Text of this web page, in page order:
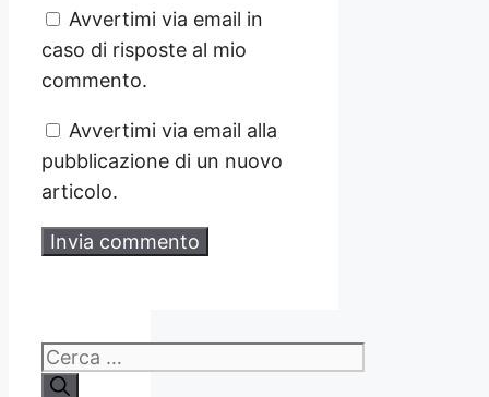
Avvertimi via email in
caso di risposte al mio
commento.
Avvertimi via email alla
pubblicazione di un nuovo
articolo.
Ricerca
per: